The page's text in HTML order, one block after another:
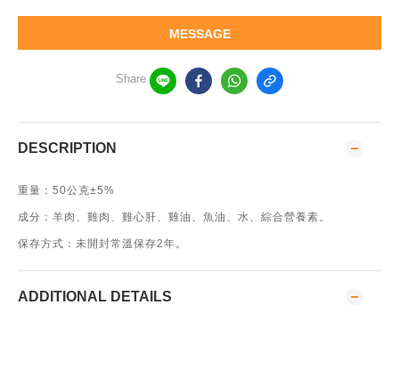
MESSAGE
Share
DESCRIPTION
重量：50公克±5%
成分：羊肉、雞肉、雞心肝、雞油、魚油、水、綜合營養素。
保存方式：未開封常溫保存2年。
ADDITIONAL DETAILS